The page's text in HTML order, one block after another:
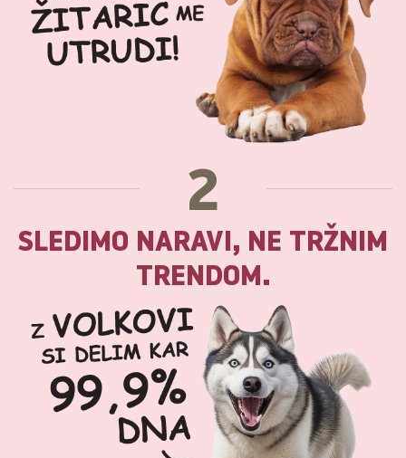
2
SLEDIMO NARAVI, NE TRŽNIM
TRENDOM.